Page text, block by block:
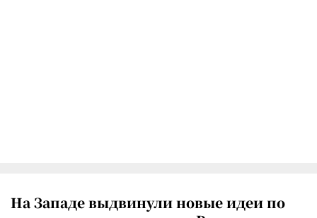
На Западе выдвинули новые идеи по